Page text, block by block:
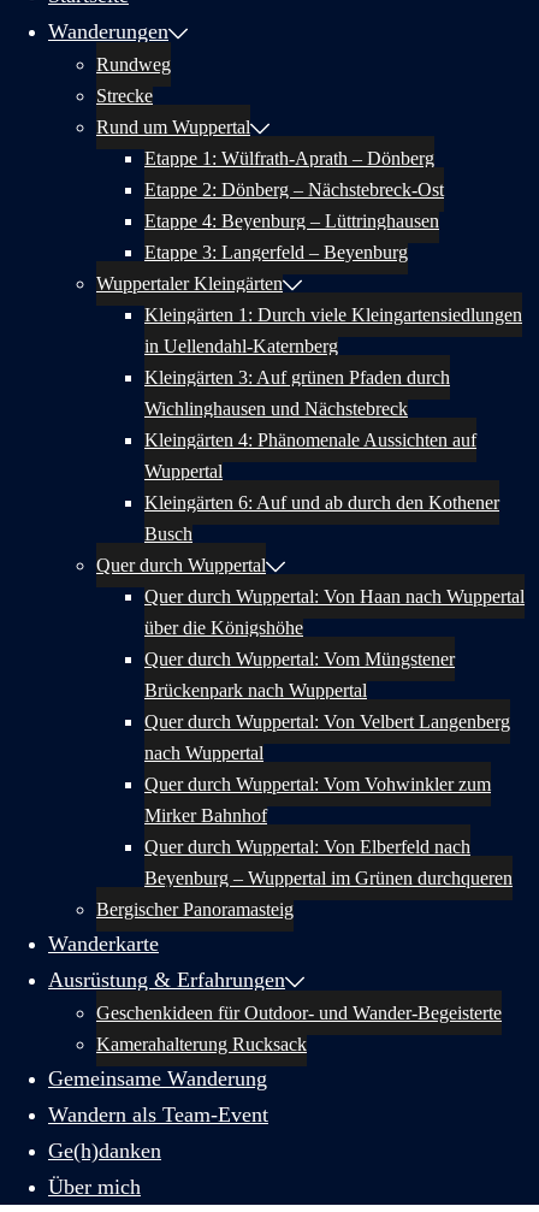
Wanderungen
Rundweg
Strecke
Rund um Wuppertal
Etappe 1: Wülfrath-Aprath – Dönberg
Etappe 2: Dönberg – Nächstebreck-Ost
Etappe 4: Beyenburg – Lüttringhausen
Etappe 3: Langerfeld – Beyenburg
Wuppertaler Kleingärten
Kleingärten 1: Durch viele Kleingartensiedlungen
in Uellendahl-Katernberg
Kleingärten 3: Auf grünen Pfaden durch
Wichlinghausen und Nächstebreck
Kleingärten 4: Phänomenale Aussichten auf
Wuppertal
Kleingärten 6: Auf und ab durch den Kothener
Busch
Quer durch Wuppertal
Quer durch Wuppertal: Von Haan nach Wuppertal
über die Königshöhe
Quer durch Wuppertal: Vom Müngstener
Brückenpark nach Wuppertal
Quer durch Wuppertal: Von Velbert Langenberg
nach Wuppertal
Quer durch Wuppertal: Vom Vohwinkler zum
Mirker Bahnhof
Quer durch Wuppertal: Von Elberfeld nach
Beyenburg – Wuppertal im Grünen durchqueren
Bergischer Panoramasteig
Wanderkarte
Ausrüstung & Erfahrungen
Geschenkideen für Outdoor- und Wander-Begeisterte
Kamerahalterung Rucksack
Gemeinsame Wanderung
Wandern als Team-Event
Ge(h)danken
Über mich